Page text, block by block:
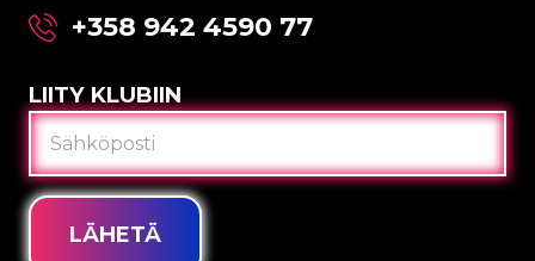
+358 942 4590 77
LIITY KLUBIIN
SÄHKÖPOSTI
LÄHETÄ